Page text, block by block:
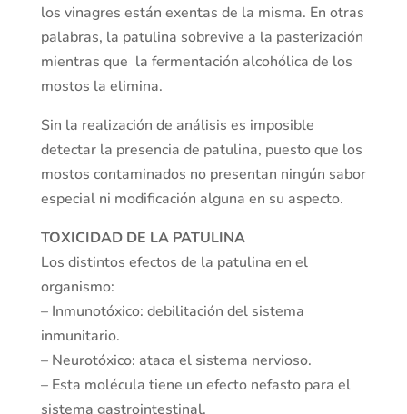
los vinagres están exentas de la misma. En otras
palabras, la patulina sobrevive a la pasterización
mientras que la fermentación alcohólica de los
mostos la elimina.
Sin la realización de análisis es imposible
detectar la presencia de patulina, puesto que los
mostos contaminados no presentan ningún sabor
especial ni modificación alguna en su aspecto.
TOXICIDAD DE LA PATULINA
Los distintos efectos de la patulina en el
organismo:
– Inmunotóxico: debilitación del sistema
inmunitario.
– Neurotóxico: ataca el sistema nervioso.
– Esta molécula tiene un efecto nefasto para el
sistema gastrointestinal.